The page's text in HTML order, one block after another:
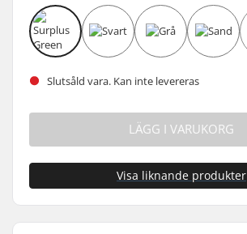
Slutsåld vara. Kan inte levereras
LÄGG I VARUKORG
Visa liknande produkter